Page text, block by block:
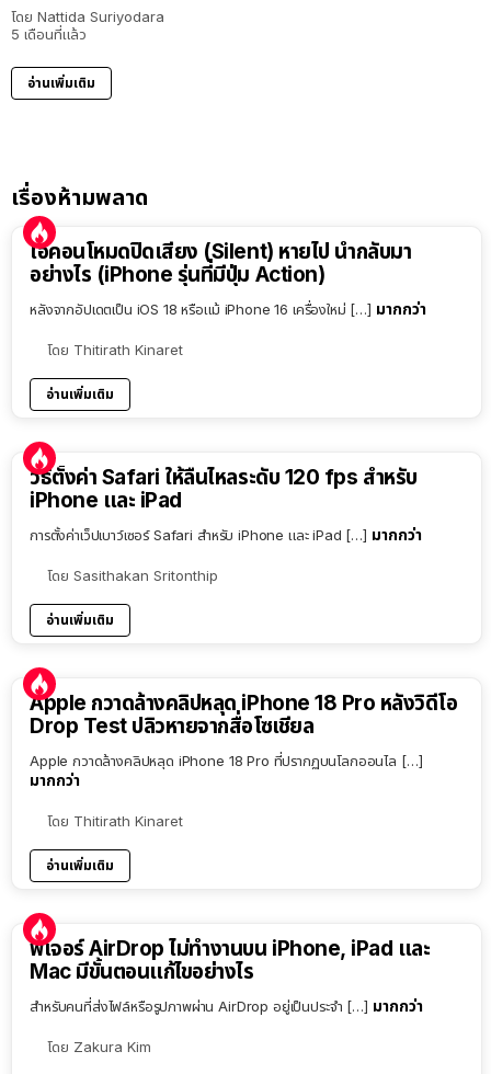
โดย Nattida Suriyodara
5 เดือนที่แล้ว
อ่านเพิ่มเติม
เรื่องห้ามพลาด
ไอคอนโหมดปิดเสียง (Silent) หายไป นำกลับมา
อย่างไร (iPhone รุ่นที่มีปุ่ม Action)
หลังจากอัปเดตเป็น iOS 18 หรือแม้ iPhone 16 เครื่องใหม่ […] มากกว่า
โดย Thitirath Kinaret
อ่านเพิ่มเติม
วิธีตั้งค่า Safari ให้ลื่นไหลระดับ 120 fps สำหรับ
iPhone และ iPad
การตั้งค่าเว็ปเบาว์เซอร์ Safari สำหรับ iPhone และ iPad […] มากกว่า
โดย Sasithakan Sritonthip
อ่านเพิ่มเติม
Apple กวาดล้างคลิปหลุด iPhone 18 Pro หลังวิดีโอ
Drop Test ปลิวหายจากสื่อโซเชียล
Apple กวาดล้างคลิปหลุด iPhone 18 Pro ที่ปรากฏบนโลกออนไล […]
มากกว่า
โดย Thitirath Kinaret
อ่านเพิ่มเติม
ฟีเจอร์ AirDrop ไม่ทำงานบน iPhone, iPad และ
Mac มีขั้นตอนแก้ไขอย่างไร
สำหรับคนที่ส่งไฟล์หรือรูปภาพผ่าน AirDrop อยู่เป็นประจำ […] มากกว่า
โดย Zakura Kim